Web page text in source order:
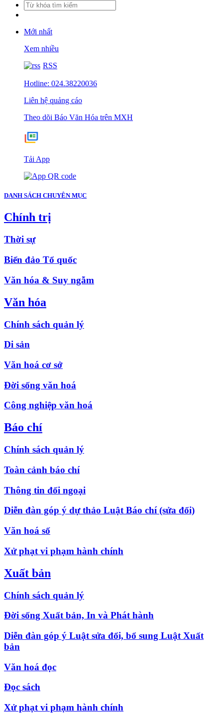
Mới nhất
Xem nhiều
RSS
Hotline: 024.38220036
Liên hệ quảng cáo
Theo dõi Báo Văn Hóa trên MXH
Tải App
DANH SÁCH CHUYÊN MỤC
Chính trị
Thời sự
Biển đảo Tổ quốc
Văn hóa & Suy ngẫm
Văn hóa
Chính sách quản lý
Di sản
Văn hoá cơ sở
Đời sống văn hoá
Công nghiệp văn hoá
Báo chí
Chính sách quản lý
Toàn cảnh báo chí
Thông tin đối ngoại
Diễn đàn góp ý dự thảo Luật Báo chí (sửa đổi)
Văn hoá số
Xử phạt vi phạm hành chính
Xuất bản
Chính sách quản lý
Đời sống Xuất bản, In và Phát hành
Diễn đàn góp ý Luật sửa đổi, bổ sung Luật Xuất
bản
Văn hoá đọc
Đọc sách
Xử phạt vi phạm hành chính